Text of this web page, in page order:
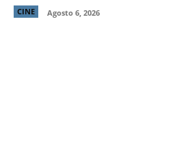
CINE Agosto 6, 2026